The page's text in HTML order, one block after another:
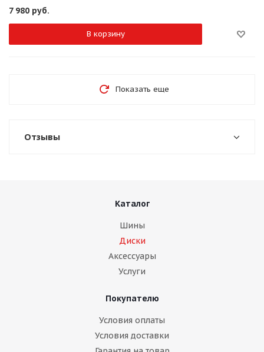
7 980 руб.
В корзину
Показать еще
Отзывы
Каталог
Шины
Диски
Аксессуары
Услуги
Покупателю
Условия оплаты
Условия доставки